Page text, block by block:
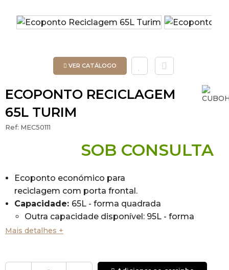
VER CATÁLOGO
ECOPONTO RECICLAGEM
65L TURIM
Ref: MEC50111
SOB CONSULTA
Ecoponto económico para
reciclagem com porta frontal.
Capacidade: 65L - forma quadrada
Outra capacidade disponível: 95L - forma
retangular
vários contentores unidos entre si. Os caixotes
Mais detalhes +